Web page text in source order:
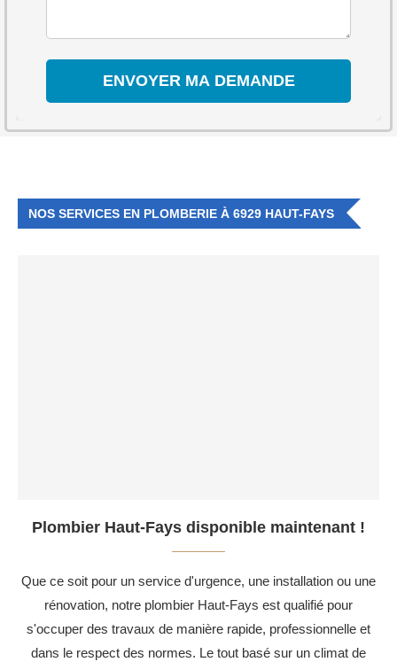
NOS SERVICES EN PLOMBERIE À 6929 HAUT-FAYS
Plombier Haut-Fays disponible maintenant !
Que ce soit pour un service d'urgence, une installation ou une
rénovation, notre plombier Haut-Fays est qualifié pour
s'occuper des travaux de manière rapide, professionnelle et
dans le respect des normes. Le tout basé sur un climat de